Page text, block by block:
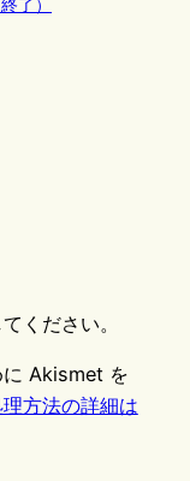
了）
てください。
に Akismet を
方法の詳細は